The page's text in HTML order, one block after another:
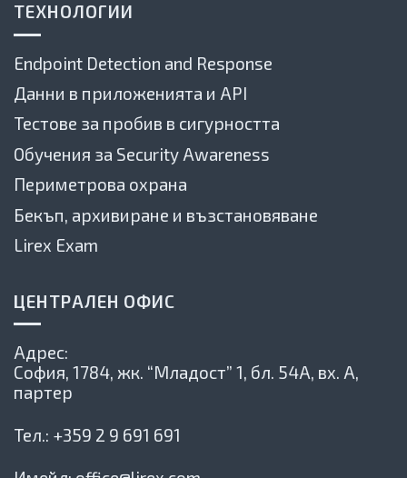
ТЕХНОЛОГИИ
Endpoint Detection and Response
Данни в приложенията и API
Тестове за пробив в сигурността
Обучения за Security Awareness
Периметрова охрана
Бекъп, архивиране и възстановяване
Lirex Exam
ЦЕНТРАЛЕН ОФИС
Адрес:
София, 1784, жк. “Младост” 1, бл. 54А, вх. А,
партер
Тел.: +359 2 9 691 691